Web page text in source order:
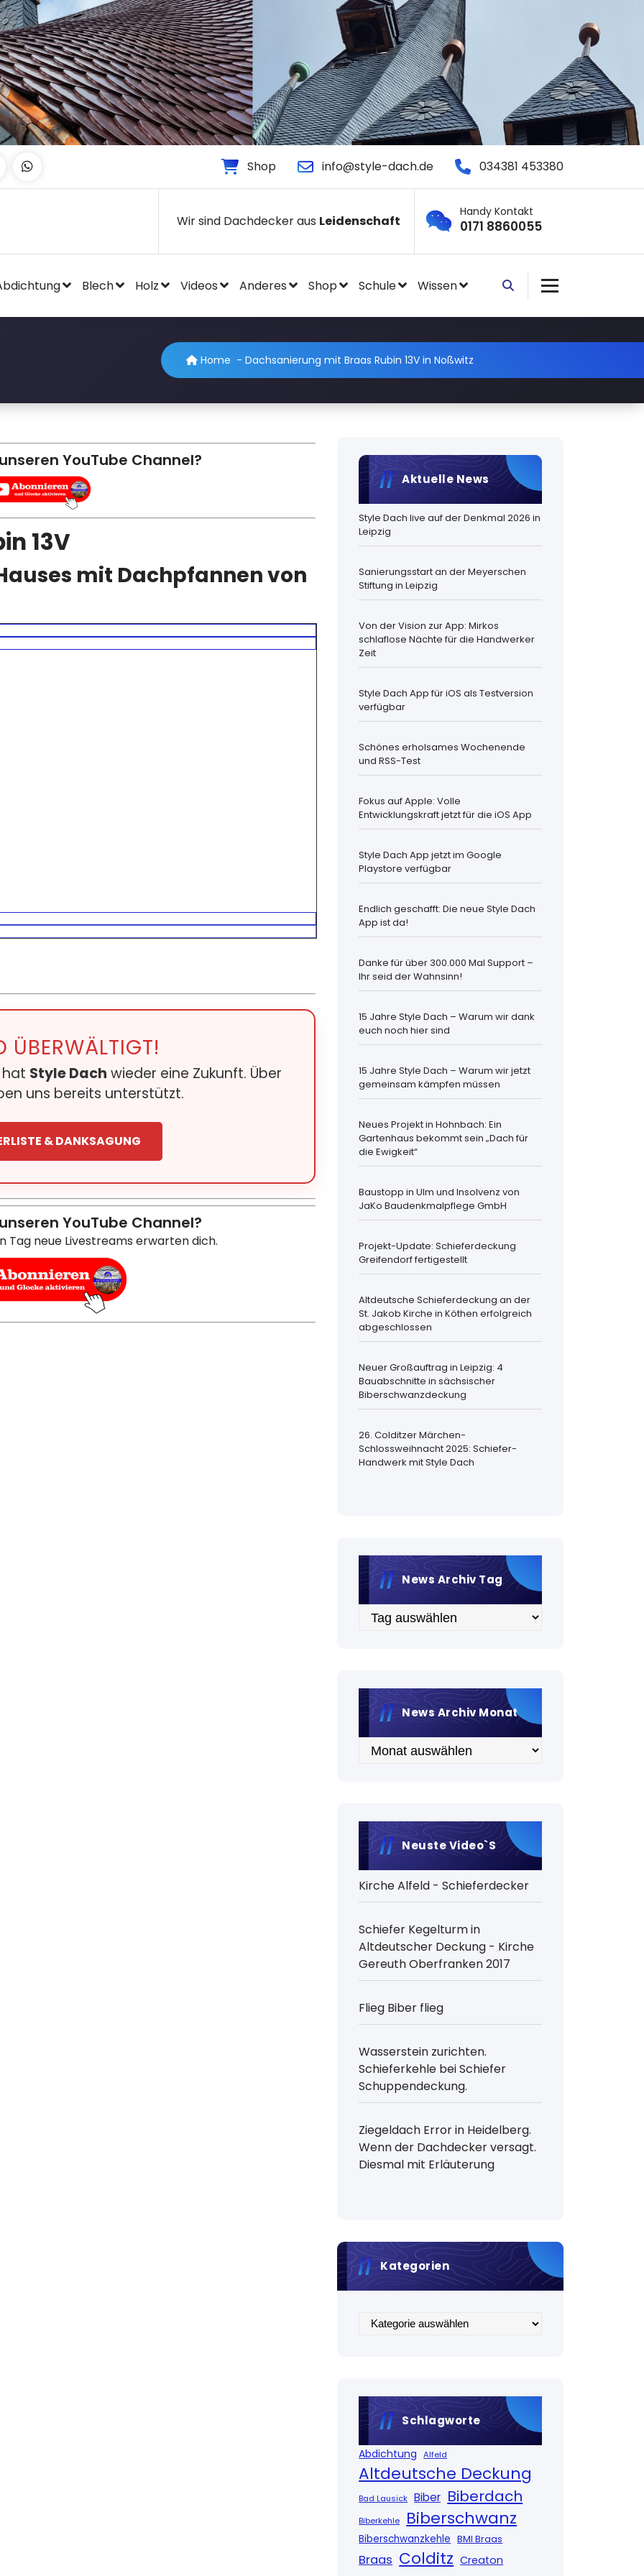
Shop info@style-dach.de 034381 453380
Wir sind Dachdecker aus Leidenschaft
Handy Kontakt
0171 8860055
Blech Holz Videos Anderes Shop Schule Wissen
Home - Dachsanierung mit Braas Rubin 13V in Noßwitz
YouTube Channel?
13V
mit Dachpfannen von
ÜBERWÄLTIGT!
hat Style Dach wieder eine Zukunft. Über
uns bereits unterstützt.
& DANKSAGUNG
YouTube Channel?
Tag neue Livestreams erwarten dich.
Aktuelle News
Style Dach live auf der Denkmal 2026 in
Leipzig
Sanierungsstart an der Meyerschen
Stiftung in Leipzig
Von der Vision zur App: Mirkos
schlaflose Nächte für die Handwerker
Zeit
Style Dach App für iOS als Testversion
verfügbar
Schönes erholsames Wochenende
und RSS-Test
Fokus auf Apple: Volle
Entwicklungskraft jetzt für die iOS App
Style Dach App jetzt im Google
Playstore verfügbar
Endlich geschafft: Die neue Style Dach
App ist da!
Danke für über 300.000 Mal Support –
Ihr seid der Wahnsinn!
15 Jahre Style Dach – Warum wir dank
euch noch hier sind
15 Jahre Style Dach – Warum wir jetzt
gemeinsam kämpfen müssen
Neues Projekt in Hohnbach: Ein
Gartenhaus bekommt sein „Dach für
die Ewigkeit“
Baustopp in Ulm und Insolvenz von
JaKo Baudenkmalpflege GmbH
Projekt-Update: Schieferdeckung
Greifendorf fertigestellt
Altdeutsche Schieferdeckung an der
St. Jakob Kirche in Köthen erfolgreich
abgeschlossen
Neuer Großauftrag in Leipzig: 4
Bauabschnitte in sächsischer
Biberschwanzdeckung
26. Colditzer Märchen-
Schlossweihnacht 2025: Schiefer-
Handwerk mit Style Dach
News Archiv Tag
Archiv
News Archiv Monat
Archiv
Neuste Video`s
Kirche Alfeld - Schieferdecker
Schiefer Kegelturm in
Altdeutscher Deckung - Kirche
Gereuth Oberfranken 2017
Flieg Biber flieg
Wasserstein zurichten.
Schieferkehle bei Schiefer
Schuppendeckung.
Ziegeldach Error in Heidelberg.
Wenn der Dachdecker versagt.
Diesmal mit Erläuterung
Kategorien
Kategorien
Schlagworte
Abdichtung Alfeld
Altdeutsche Deckung
Bad Lausick Biber Biberdach
Biberkehle Biberschwanz
Biberschwanzkehle BMI Braas
Braas Colditz Creaton